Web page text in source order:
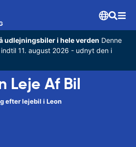
udlejningsbiler i hele verden Denne
11. august 2026 - udnyt den i
Leje Af Bil
efter lejebil i Leon